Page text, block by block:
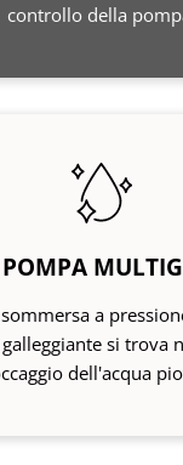
controllo della
POMPA
a
si trova
dell'acqua